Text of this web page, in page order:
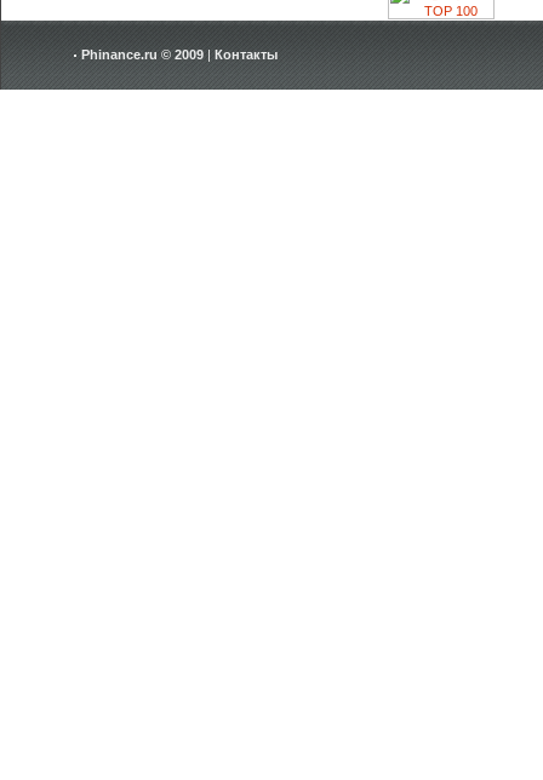
Phinance.ru © 2009 | Контакты